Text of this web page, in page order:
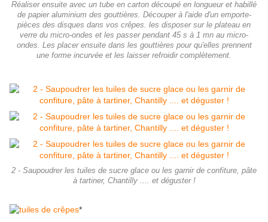
Réaliser ensuite avec un tube en carton découpé en longueur et habillé
de papier aluminium des gouttières. Découper à l'aide d'un emporte-
pièces des disques dans vos crêpes. les disposer sur le plateau en
verre du micro-ondes et les passer pendant 45 s à 1 mn au micro-
ondes. Les placer ensuite dans les gouttières pour qu'elles prennent
une forme incurvée et les laisser refroidir complètement.
2 - Saupoudrer les tuiles de sucre glace ou les garnir de confiture, pâte
à tartiner, Chantilly .... et déguster !
*